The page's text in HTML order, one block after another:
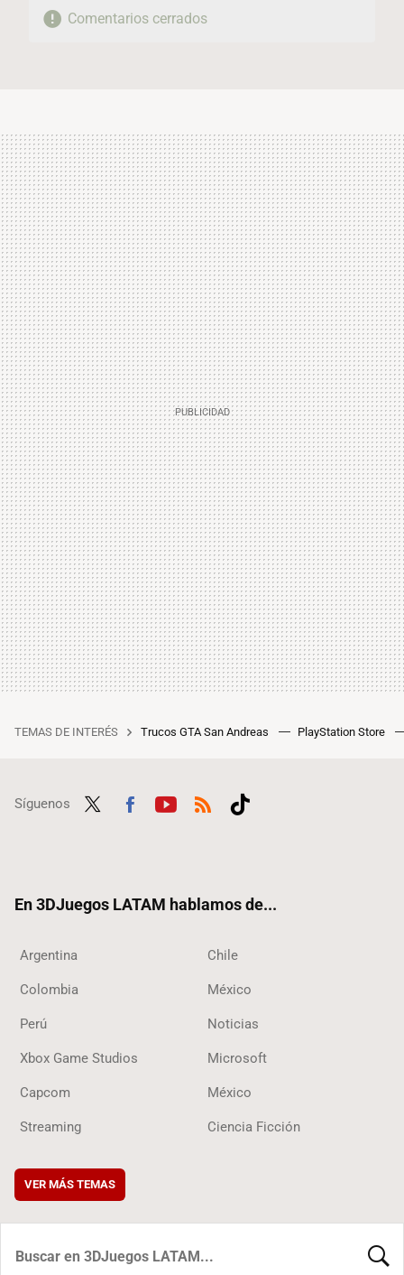
Comentarios cerrados
TEMAS DE INTERÉS Trucos GTA San Andreas PlayStation Store
Síguenos
En 3DJuegos LATAM hablamos de...
Argentina Chile
Colombia México
Perú Noticias
Xbox Game Studios Microsoft
Capcom México
Streaming Ciencia Ficción
VER MÁS TEMAS